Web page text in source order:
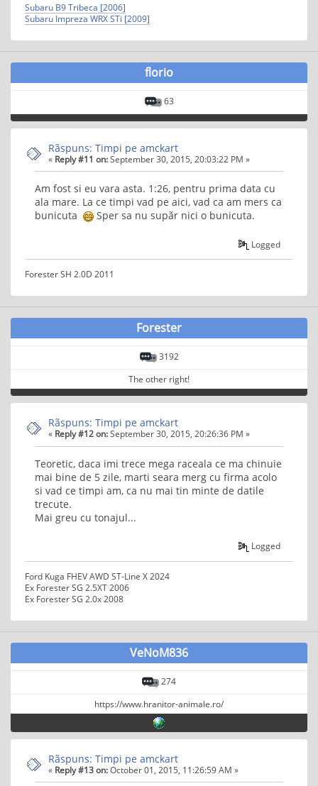
Subaru B9 Tribeca [2006]
Subaru Impreza WRX STi [2009]
florio
63
Rãspuns: Timpi pe amckart
« Reply #11 on:September 30, 2015, 20:03:22 PM »
Am fost si eu vara asta. 1:26, pentru prima data cu
ala mare. La ce timpi vad pe aici, vad ca am mers ca
bunicuta
Sper sa nu supãr nici o bunicuta.
Logged
Forester SH 2.0D 2011
Forester
3192
The other right!
Rãspuns: Timpi pe amckart
« Reply #12 on:September 30, 2015, 20:26:36 PM »
Teoretic, daca imi trece mega raceala ce ma chinuie
mai bine de 5 zile, marti seara merg cu firma acolo
si vad ce timpi am, ca nu mai tin minte de datile
trecute.
Mai greu cu tonajul...
Logged
Ford Kuga FHEV AWD ST-Line X 2024
Ex Forester SG 2.5XT 2006
Ex Forester SG 2.0x 2008
VeNoM836
274
https://www.hranitor-animale.ro/
Rãspuns: Timpi pe amckart
« Reply #13 on:October 01, 2015, 11:26:59 AM »